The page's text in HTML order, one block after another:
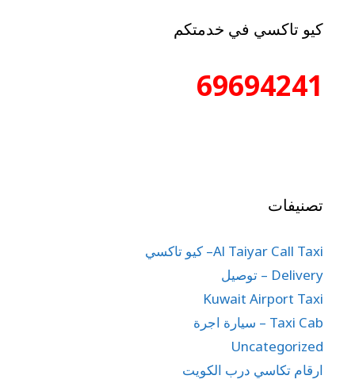
كيو تاكسي في خدمتكم
69694241
تصنيفات
Al Taiyar Call Taxi– كيو تاكسي
Delivery – توصيل
Kuwait Airport Taxi
Taxi Cab – سيارة اجرة
Uncategorized
ارقام تكاسي درب الكويت